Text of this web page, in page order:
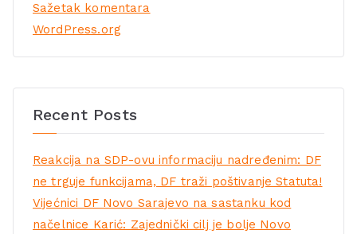
Sažetak komentara
WordPress.org
Recent Posts
Reakcija na SDP-ovu informaciju nadređenim: DF
ne trguje funkcijama, DF traži poštivanje Statuta!
Vijećnici DF Novo Sarajevo na sastanku kod
načelnice Karić: Zajednički cilj je bolje Novo